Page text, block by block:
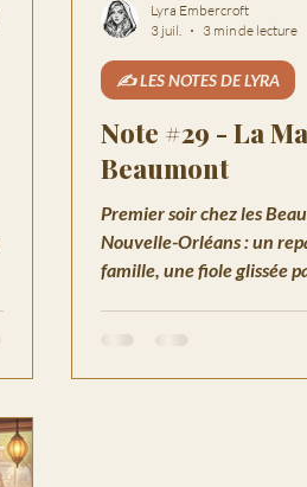
Note #29 - La
Beaumont
Premier soir chez les
Nouvelle-Orléans : un
famille, une fiole glissée
✍️ LES NOTES DE LYRA
Lyra Embercroft
3 juil.
3 min de lecture